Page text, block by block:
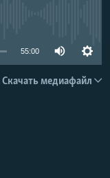
55:00
Скачать медиафайл